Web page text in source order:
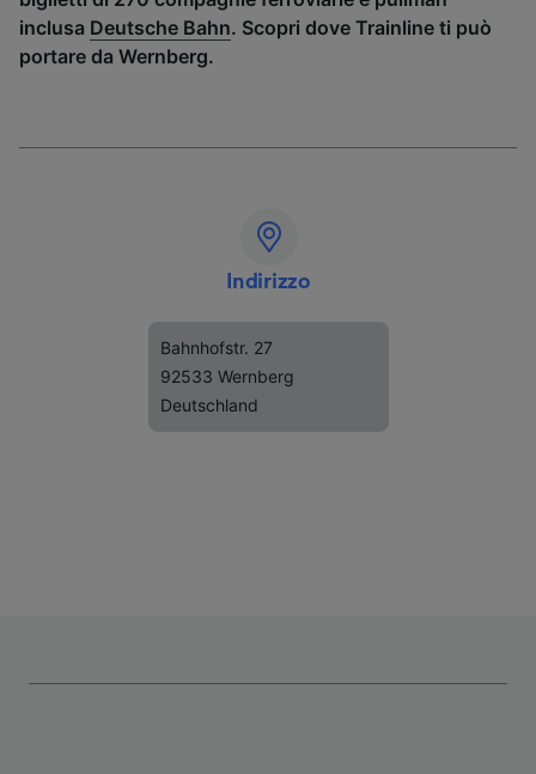
inclusa Deutsche Bahn. Scopri dove Trainline ti può
portare da Wernberg.
Indirizzo
Bahnhofstr. 27
92533 Wernberg
Deutschland